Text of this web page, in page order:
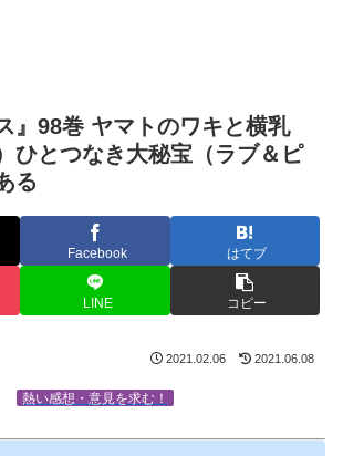
』98巻 ヤマトのワキと横乳
ひとつなき大秘宝（ラブ＆ピ
る
Facebook はてブ
LINE コピー
2021.02.06 2021.06.08
熱い感想・意見を求む！